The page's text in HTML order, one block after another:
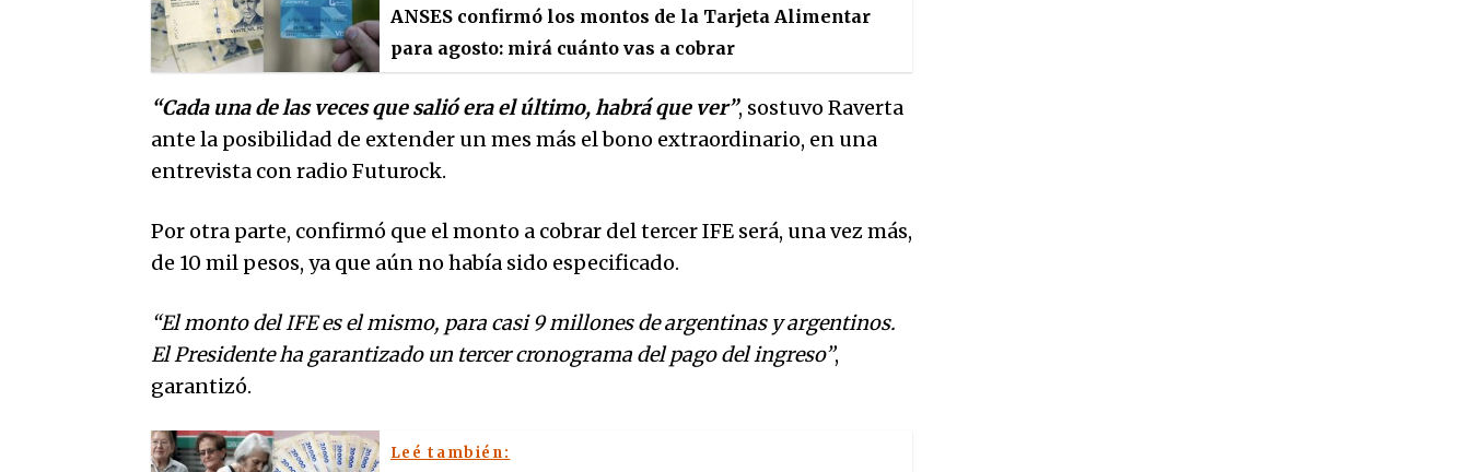
ANSES confirmó los montos de la Tarjeta Alimentar
para agosto: mirá cuánto vas a cobrar
“Cada una de las veces que salió era el último, habrá que ver”, sostuvo Raverta
ante la posibilidad de extender un mes más el bono extraordinario, en una
entrevista con radio Futurock.
Por otra parte, confirmó que el monto a cobrar del tercer IFE será, una vez más,
de 10 mil pesos, ya que aún no había sido especificado.
“El monto del IFE es el mismo, para casi 9 millones de argentinas y argentinos.
El Presidente ha garantizado un tercer cronograma del pago del ingreso”,
garantizó.
Leé también: